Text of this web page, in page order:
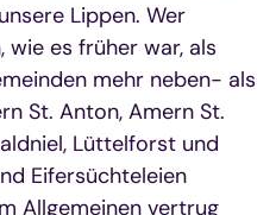
Lippen. Wer
es früher war, als
mehr neben- als
St. Anton, Amern St.
Lüttelforst und
Eifersüchteleien
Allgemeinen vertrug